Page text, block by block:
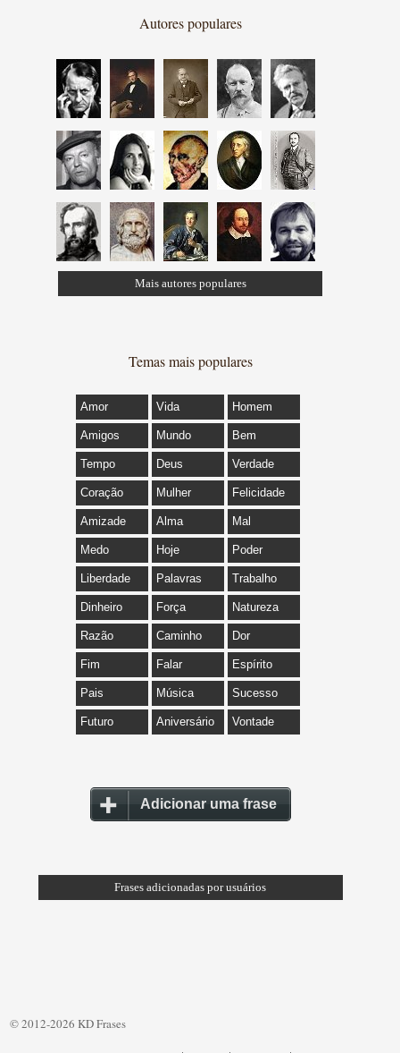
Autores populares
Mais autores populares
Temas mais populares
Amor Vida Homem
Amigos Mundo Bem
Tempo Deus Verdade
Coração Mulher Felicidade
Amizade Alma Mal
Medo Hoje Poder
Liberdade Palavras Trabalho
Dinheiro Força Natureza
Razão Caminho Dor
Fim Falar Espírito
Pais Música Sucesso
Futuro Aniversário Vontade
Adicionar uma frase
Frases adicionadas por usuários
© 2012-2026 KD Frases